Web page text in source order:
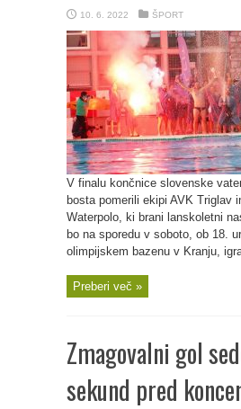
10. 6. 2022 ŠPORT
V finalu končnice slovenske
bosta pomerili ekipi AVK Triglav
Waterpolo, ki brani lanskoletni
bo na sporedu v soboto, ob 18.
olimpijskem bazenu v Kranju,
Preberi več »
Zmagovalni gol
sekund pred